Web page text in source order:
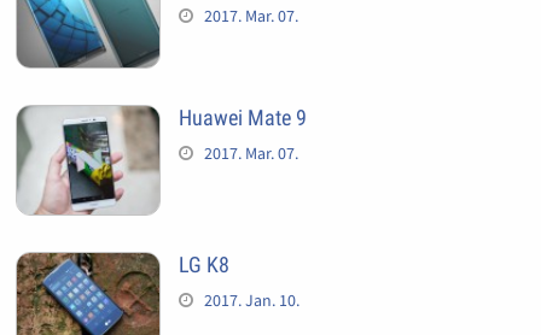
2017. Mar. 07.
Huawei Mate 9
2017. Mar. 07.
LG K8
2017. Jan. 10.